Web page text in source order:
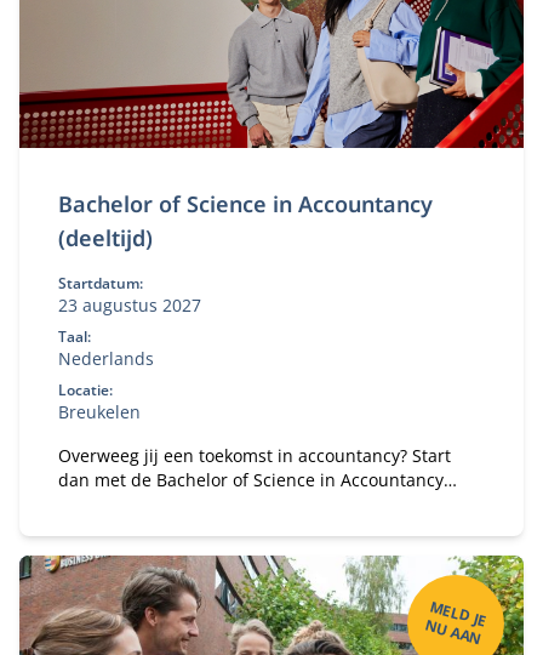
Bachelor of Science in Accountancy
(deeltijd)
Startdatum:
23 augustus 2027
Taal:
Nederlands
Locatie:
Breukelen
Overweeg jij een toekomst in accountancy? Start
dan met de Bachelor of Science in Accountancy
M
ELD
JE
N
U
A
A
N